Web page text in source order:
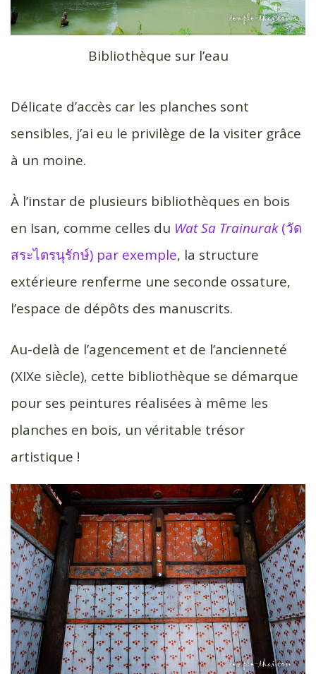
Bibliothèque sur l’eau
Délicate d’accès car les planches sont
sensibles, j’ai eu le privilège de la visiter grâce
à un moine.
À l’instar de plusieurs bibliothèques en bois
en Isan, comme celles du Wat Sa Trainurak(วัด
สระไตรนุรักษ์) par exemple, la structure
extérieure renferme une seconde ossature,
l’espace de dépôts des manuscrits.
Au-delà de l’agencement et de l’ancienneté
(XIXe siècle), cette bibliothèque se démarque
pour ses peintures réalisées à même les
planches en bois, un véritable trésor
artistique !